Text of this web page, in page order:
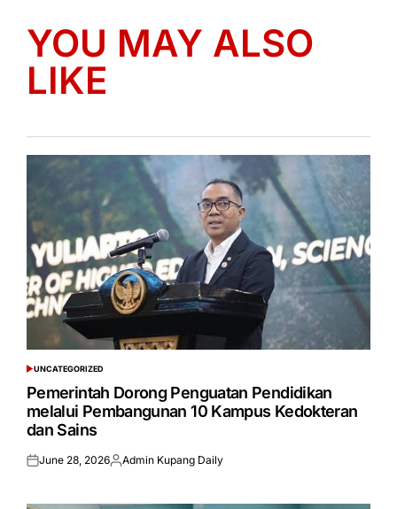
YOU MAY ALSO
LIKE
POSTED
IN
UNCATEGORIZED
Pemerintah Dorong Penguatan Pendidikan
melalui Pembangunan 10 Kampus Kedokteran
dan Sains
Posted
June 28, 2026Posted
Admin Kupang Daily